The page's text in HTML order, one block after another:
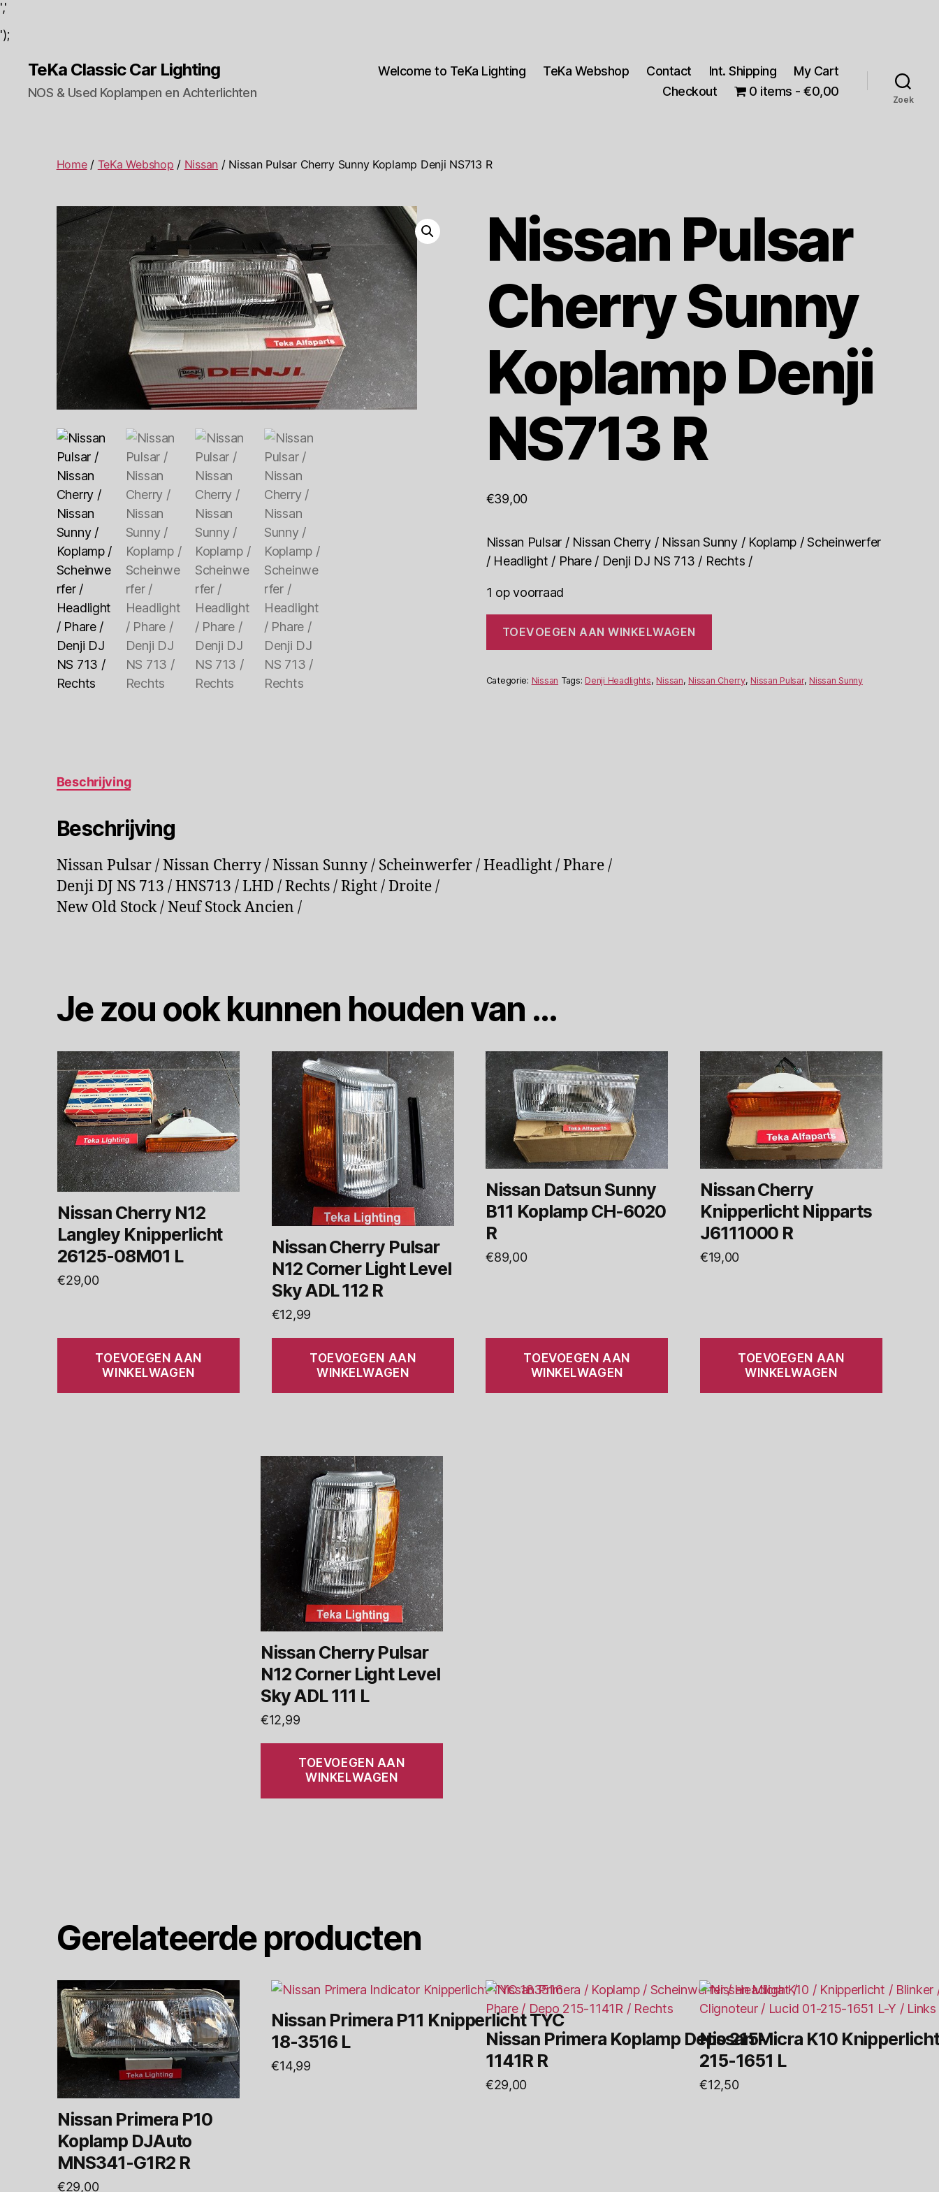
','
');
TeKa Classic Car Lighting
NOS & Used Koplampen en Achterlichten
Welcome to TeKa Lighting TeKa Webshop Contact Int. Shipping
My Cart
Checkout
0 items €0,00
Zoek
Home/ TeKa Webshop / Nissan / Nissan Pulsar Cherry Sunny Koplamp Denji NS713 R
Nissan Pulsar
Cherry Sunny
Koplamp Denji
NS713 R
€39,00
Nissan Pulsar / Nissan Cherry / Nissan Sunny / Koplamp / Scheinwerfer
/ Headlight / Phare / Denji DJ NS 713 / Rechts /
1 op voorraad
Pulsar
Cherry
Koplamp
Denji
TOEVOEGEN AAN WINKELWAGEN
Categorie: Nissan Tags: Denji Headlights, Nissan, Nissan Cherry, Nissan Pulsar, Nissan Sunny
Beschrijving
Beschrijving
Nissan Pulsar / Nissan Cherry / Nissan Sunny / Scheinwerfer / Headlight / Phare /
Denji DJ NS 713 / HNS713 / LHD / Rechts / Right / Droite /
New Old Stock / Neuf Stock Ancien /
Je zou ook kunnen houden van …
Nissan Cherry N12
Langley Knipperlicht
26125-08M01 L
€29,00
TOEVOEGEN AAN
WINKELWAGEN
Nissan Cherry Pulsar
N12 Corner Light Level
Sky ADL 112 R
€12,99
TOEVOEGEN AAN
WINKELWAGEN
Nissan Datsun Sunny
B11 Koplamp CH-6020
R
€89,00
TOEVOEGEN AAN
WINKELWAGEN
Nissan Cherry
Knipperlicht Nipparts
J6111000 R
€19,00
TOEVOEGEN AAN
WINKELWAGEN
Nissan Cherry Pulsar
N12 Corner Light Level
Sky ADL 111 L
€12,99
TOEVOEGEN AAN
WINKELWAGEN
Gerelateerde producten
Nissan Primera P10
Koplamp DJAuto
MNS341-G1R2 R
€29,00
Nissan Primera P11 Knipperlicht TYC
18-3516 L
€14,99
Nissan Primera Koplamp Depo 215-
1141R R
€29,00
Nissan Micra K10
215-1651 L
€12,50